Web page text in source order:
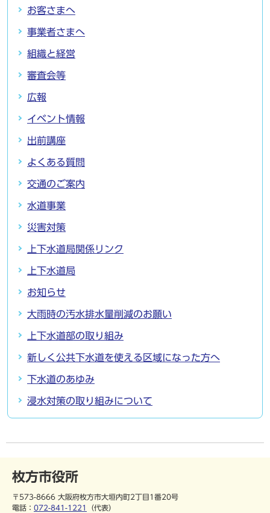
お客さまへ
事業者さまへ
組織と経営
審査会等
広報
イベント情報
出前講座
よくある質問
交通のご案内
水道事業
災害対策
上下水道局関係リンク
上下水道局
お知らせ
大雨時の汚水排水量削減のお願い
上下水道部の取り組み
新しく公共下水道を使える区域になった方へ
下水道のあゆみ
浸水対策の取り組みについて
枚方市役所
〒573-8666 大阪府枚方市大垣内町2丁目1番20号
電話： 072-841-1221 （代表）